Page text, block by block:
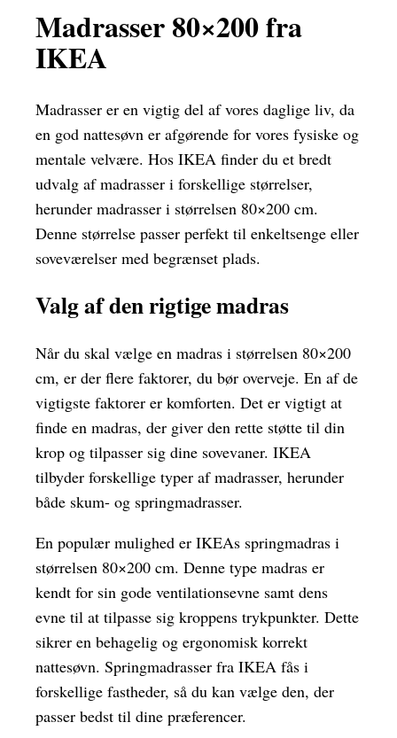
Madrasser 80×200 fra
IKEA
Madrasser er en vigtig del af vores daglige liv, da
en god nattesøvn er afgørende for vores fysiske og
mentale velvære. Hos IKEA finder du et bredt
udvalg af madrasser i forskellige størrelser,
herunder madrasser i størrelsen 80×200 cm.
Denne størrelse passer perfekt til enkeltsenge eller
soveværelser med begrænset plads.
Valg af den rigtige madras
Når du skal vælge en madras i størrelsen 80×200
cm, er der flere faktorer, du bør overveje. En af de
vigtigste faktorer er komforten. Det er vigtigt at
finde en madras, der giver den rette støtte til din
krop og tilpasser sig dine sovevaner. IKEA
tilbyder forskellige typer af madrasser, herunder
både skum- og springmadrasser.
En populær mulighed er IKEAs springmadras i
størrelsen 80×200 cm. Denne type madras er
kendt for sin gode ventilationsevne samt dens
evne til at tilpasse sig kroppens trykpunkter. Dette
sikrer en behagelig og ergonomisk korrekt
nattesøvn. Springmadrasser fra IKEA fås i
forskellige fastheder, så du kan vælge den, der
passer bedst til dine præferencer.